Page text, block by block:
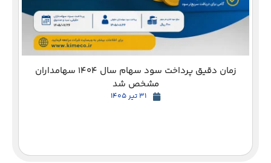
زمان دقیق پرداخت سود سهام سال 1404 سهامداران
مشخص شد
31 تیر 1405